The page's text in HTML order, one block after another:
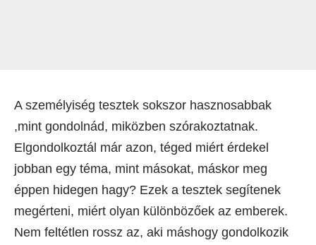
A személyiség tesztek sokszor hasznosabbak
,mint gondolnád, miközben szórakoztatnak.
Elgondolkoztál már azon, téged miért érdekel
jobban egy téma, mint másokat, máskor meg
éppen hidegen hagy? Ezek a tesztek segítenek
megérteni, miért olyan különbözőek az emberek.
Nem feltétlen rossz az, aki máshogy gondolkozik